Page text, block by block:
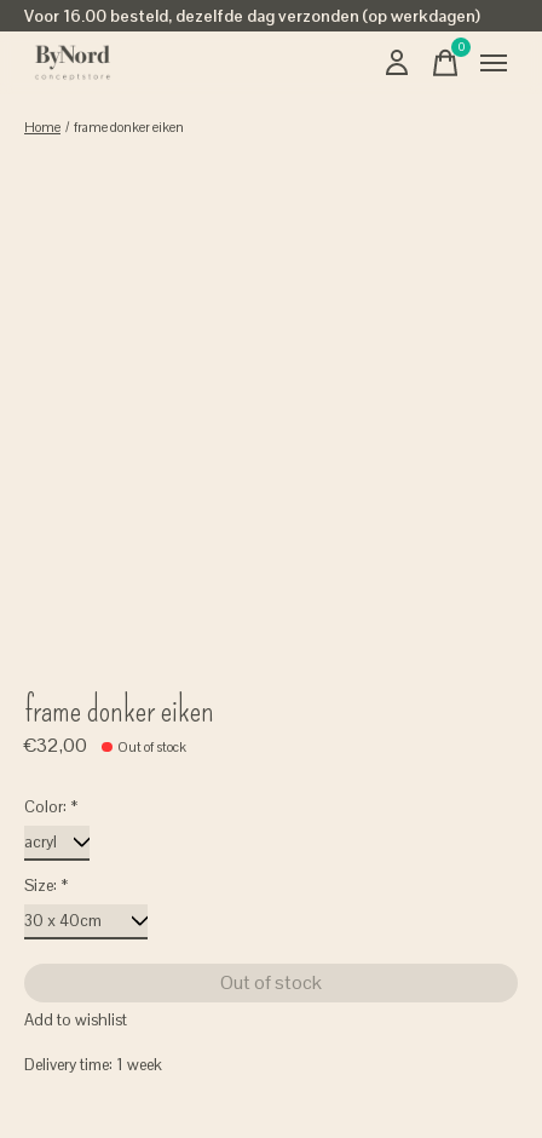
Voor 16.00 besteld, dezelfde dag verzonden (op werkdagen)
0items
Home / frame donker eiken
frame donker eiken
€32,00 Out of stock
Color: *
Size: *
Out of stock
Add to wishlist
Delivery time: 1 week